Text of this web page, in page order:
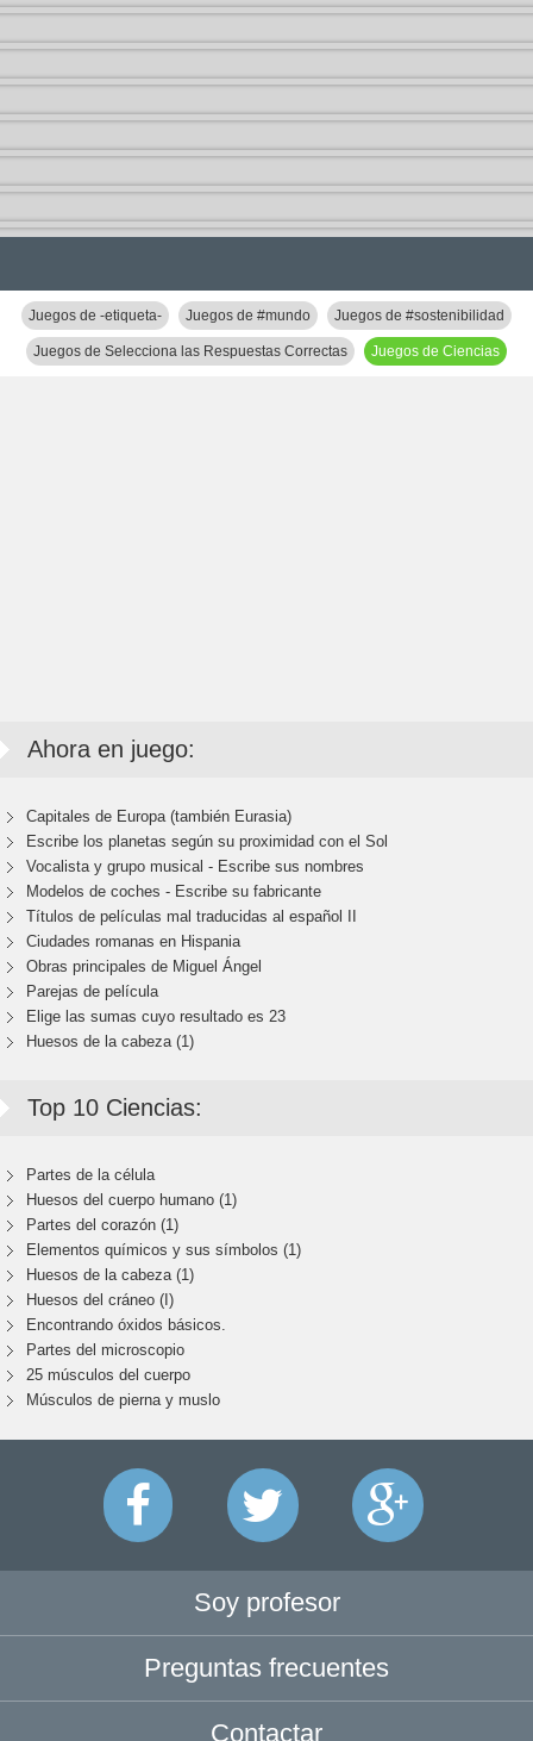
Juegos de -etiqueta- Juegos de #mundo Juegos de #sostenibilidad
Juegos de Selecciona las Respuestas Correctas Juegos de Ciencias
Ahora en juego:
Capitales de Europa (también Eurasia)
Escribe los planetas según su proximidad con el Sol
Vocalista y grupo musical - Escribe sus nombres
Modelos de coches - Escribe su fabricante
Títulos de películas mal traducidas al español II
Ciudades romanas en Hispania
Obras principales de Miguel Ángel
Parejas de película
Elige las sumas cuyo resultado es 23
Huesos de la cabeza (1)
Top 10 Ciencias:
Partes de la célula
Huesos del cuerpo humano (1)
Partes del corazón (1)
Elementos químicos y sus símbolos (1)
Huesos de la cabeza (1)
Huesos del cráneo (I)
Encontrando óxidos básicos.
Partes del microscopio
25 músculos del cuerpo
Músculos de pierna y muslo
Soy profesor
Preguntas frecuentes
Contactar